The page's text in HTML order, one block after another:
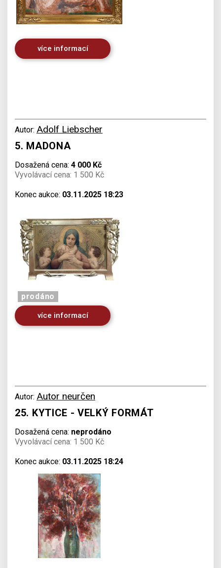
více informací
Autor: Adolf Liebscher
5. MADONA
Dosažená cena: 4 000 Kč
Vyvolávací cena: 1 500 Kč
Konec aukce: 03.11.2025 18:23
prodáno
více informací
Autor: Autor neurčen
25. KYTICE - VELKÝ FORMÁT
Dosažená cena: neprodáno
Vyvolávací cena: 1 500 Kč
Konec aukce: 03.11.2025 18:24